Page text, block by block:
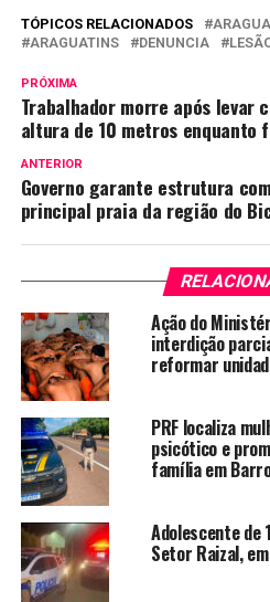
TÓPICOS RELACIONADOS
ARAGUATINS
DENUNCIA
PRÓXIMA
Trabalhador morre após levar
altura de 10 metros enquanto
ANTERIOR
Governo garante estrutura
principal praia da região do
Ação do
interdição
reformar
PRF localiza
psicótico e
família em
Adolescente de
Setor Raizal,